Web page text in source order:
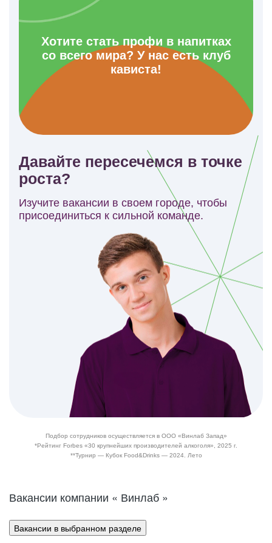
Хотите стать профи в напитках
со всего мира? У нас есть клуб
кависта!
Давайте пересечемся в точке
роста?
Изучите вакансии в своем городе, чтобы
присоединиться к сильной команде.
Подбор сотрудников осуществляется в ООО «Винлаб Запад»
*Рейтинг Forbes «30 крупнейших производителей алкоголя», 2025 г.
**Турнир — Кубок Food&Drinks — 2024. Лето
Вакансии компании « Винлаб »
Вакансии в выбранном разделе